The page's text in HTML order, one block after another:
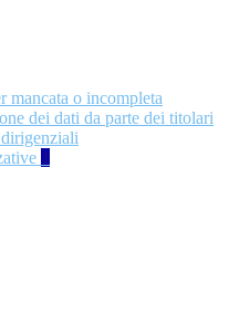
mancata o incompleta
dei dati da parte dei titolari
1